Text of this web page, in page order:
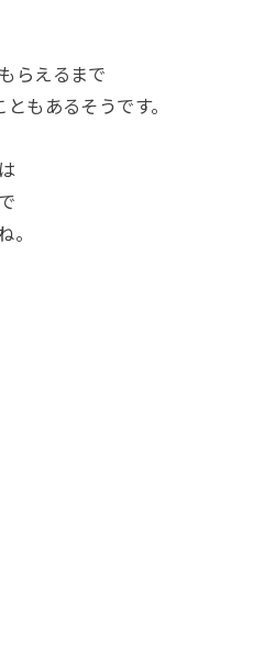
らえるまで
もあるそうです。
。